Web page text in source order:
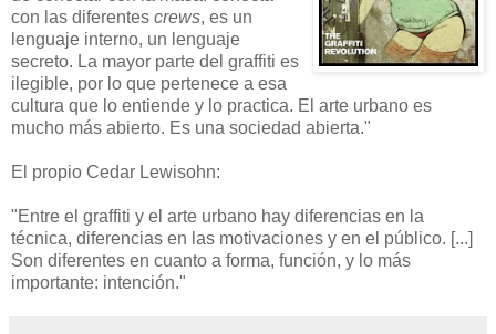
con las diferentes crews, es un
lenguaje interno, un lenguaje
secreto. La mayor parte del graffiti es
ilegible, por lo que pertenece a esa
cultura que lo entiende y lo practica. El arte urbano es
mucho más abierto. Es una sociedad abierta."
El propio Cedar Lewisohn:
"Entre el graffiti y el arte urbano hay diferencias en la
técnica, diferencias en las motivaciones y en el público. [...]
Son diferentes en cuanto a forma, función, y lo más
importante: intención."